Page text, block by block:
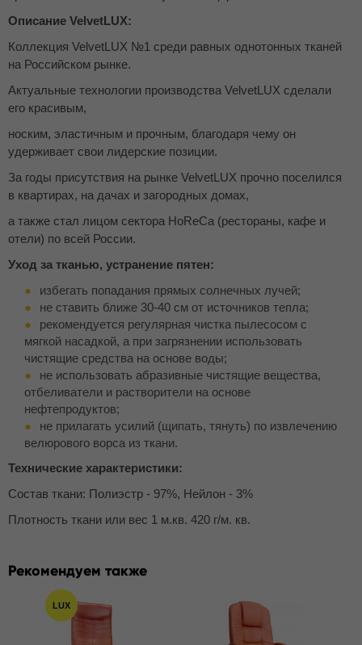
Описание VelvetLUX:
Коллекция VelvetLUX №1 среди равных однотонных тканей
на Российском рынке.
Актуальные технологии производства VelvetLUX сделали
его красивым,
носким, эластичным и прочным, благодаря чему он
удерживает свои лидерские позиции.
За годы присутствия на рынке VelvetLUX прочно поселился
в квартирах, на дачах и загородных домах,
а также стал лицом сектора HoReCa (рестораны, кафе и
отели) по всей России.
Уход за тканью, устранение пятен:
избегать попадания прямых солнечных лучей;
не ставить ближе 30-40 см от источников тепла;
рекомендуется регулярная чистка пылесосом с
мягкой насадкой, а при загрязнении использовать
чистящие средства на основе воды;
не использовать абразивные чистящие вещества,
отбеливатели и растворители на основе
нефтепродуктов;
не прилагать усилий (щипать, тянуть) по извлечению
велюрового ворса из ткани.
Технические характеристики:
Состав ткани: Полиэстр - 97%, Нейлон - 3%
Плотность ткани или вес 1 м.кв. 420 г/м. кв.
Рекомендуем также
LUX